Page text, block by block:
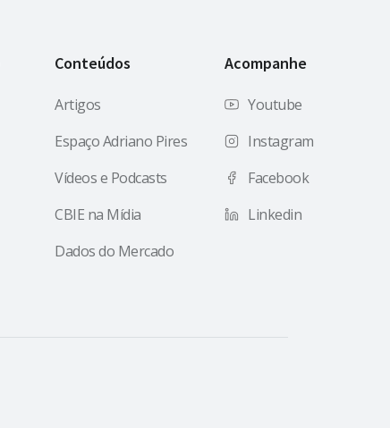
Conteúdos
Artigos
Espaço Adriano Pires
Vídeos e Podcasts
CBIE na Mídia
Dados do Mercado
Acompanhe
Youtube
Instagram
Facebook
Linkedin